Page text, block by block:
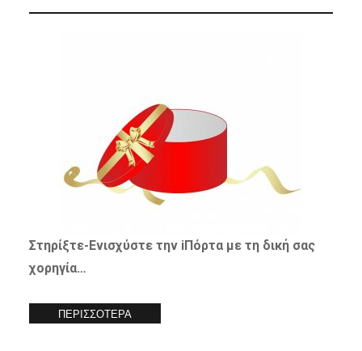
Στηρίξτε-Ενισχύστετην iΠόρτα με τη δική σας
χορηγία…
ΠΕΡΙΣΣΟΤΕΡΑ